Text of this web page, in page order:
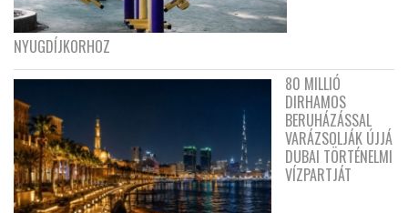
NYUGDÍJKORHOZ
80 MILLIÓ
DIRHAMOS
BERUHÁZÁSSAL
VARÁZSOLJÁK ÚJJÁ
DUBAI TÖRTÉNELMI
VÍZPARTJÁT